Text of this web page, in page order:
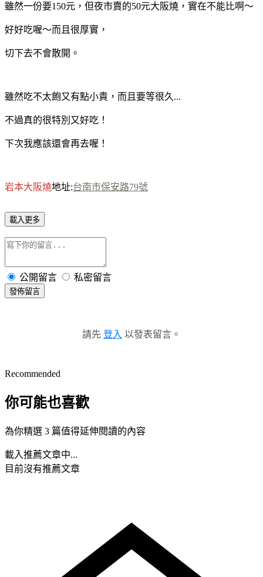
雖然一份要150元，但夜市賣的50元大阪燒，實在不能比啊～
好好吃喔～而且很厚實，
切下去不會散開。
雖然吃不太飽又有點小貴，而且要等很久...
不過真的很特別又好吃！
下次我應該還會再去喔！
岩本大阪燒地址:台南市保安路79號
載入更多
公開留言 私密留言
發佈留言
請先 登入 以發表留言。
Recommended
你可能也喜歡
為你精選 3 篇值得延伸閱讀的內容
載入推薦文章中...
目前沒有推薦文章